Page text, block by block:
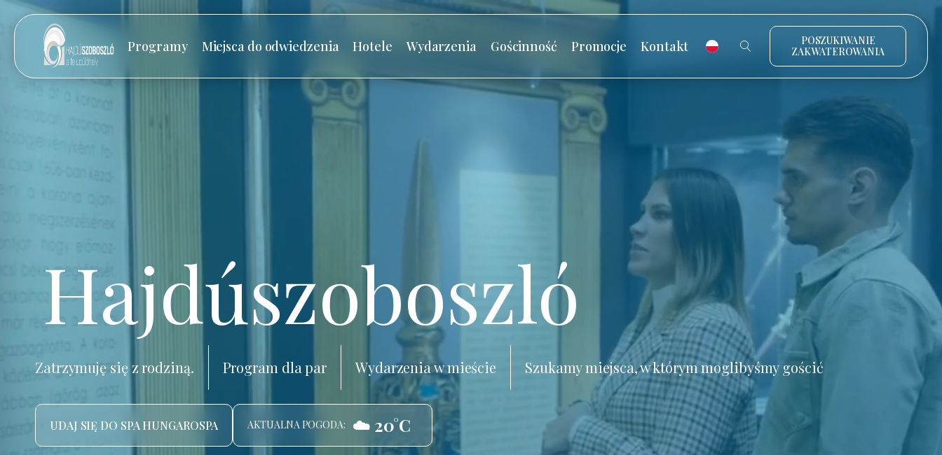
Programy Miejsca do odwiedzenia Hotele Wydarzenia Gościnność Promocje Kontakt
POSZUKIWANIE
ZAKWATEROWANIA
Hajdúszoboszló
Zatrzymuję się z rodziną. Program dla par Wydarzenia w mieście Szukamy miejsca, w którym moglibyśmy gościć
UDAJ SIĘ DO SPA HUNGAROSPA AKTUALNA POGODA: ☁️ 20°C